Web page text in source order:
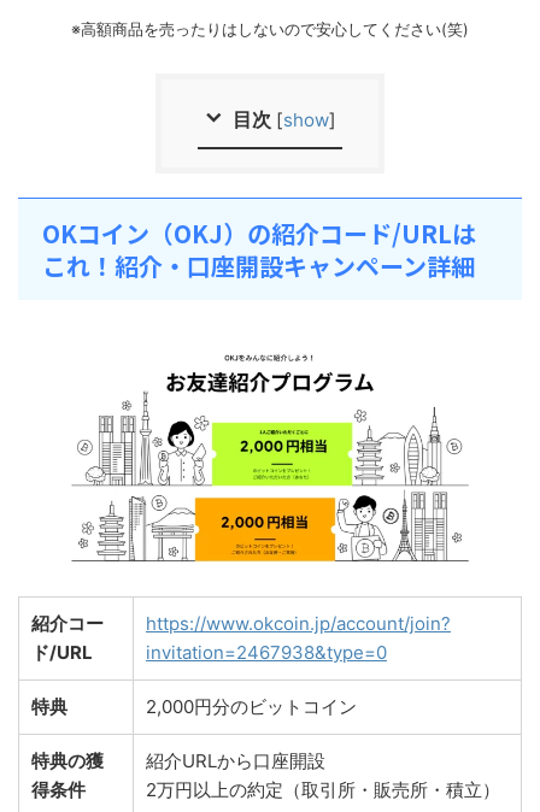
※高額商品を売ったりはしないので安心してください(笑)
目次 [show]
OKコイン（OKJ）の紹介コード/URLは
これ！紹介・口座開設キャンペーン詳細
紹介コー
ド/URL
https://www.okcoin.jp/account/join?
invitation=2467938&type=0
特典 2,000円分のビットコイン
特典の獲
得条件
紹介URLから口座開設
2万円以上の約定（取引所・販売所・積立）